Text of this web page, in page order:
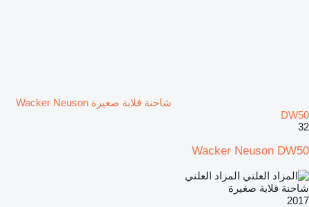
شاحنة قلابة صغيرة Wacker Neuson
DW50
32
Wacker Neuson DW50
المزاد العلني
شاحنة قلابة صغيرة
2017